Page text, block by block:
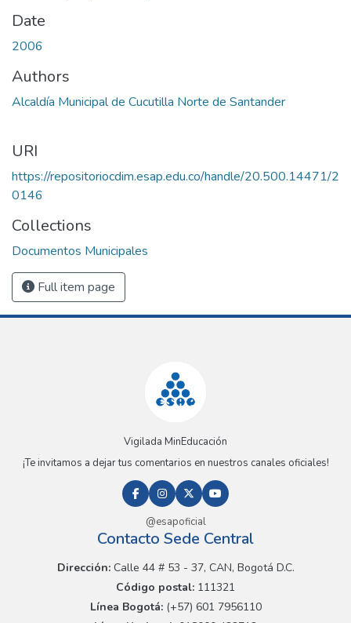
Date
2006
Authors
Alcaldía Municipal de Cucutilla Norte de Santander
URI
https://repositoriocdim.esap.edu.co/handle/20.500.14471/2
0146
Collections
Documentos Municipales
Full item page
Vigilada MinEducación
¡Te invitamos a dejar tus comentarios en nuestros canales oficiales!
@esapoficial
Contacto Sede Central
Dirección:Calle 44 # 53 - 37, CAN, Bogotá D.C.
Código postal: 111321
Línea Bogotá:(+57) 601 7956110